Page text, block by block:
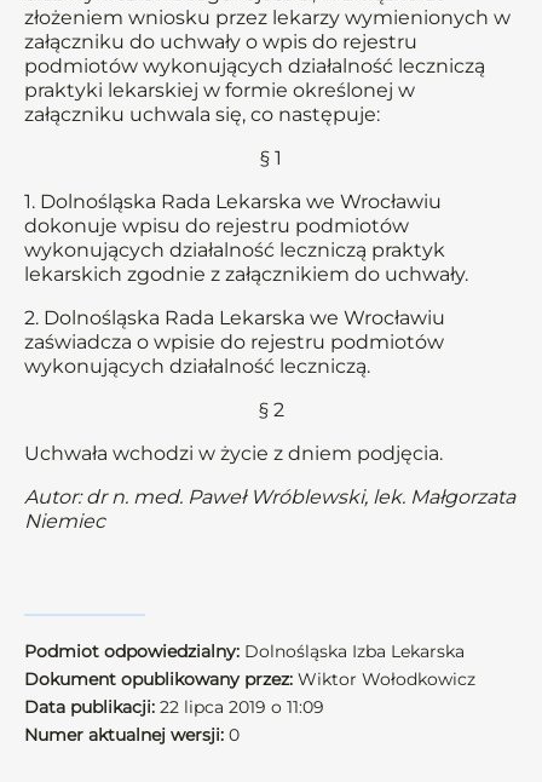
złożeniem wniosku przez lekarzy wymienionych w
załączniku do uchwały o wpis do rejestru
podmiotów wykonujących działalność leczniczą
praktyki lekarskiej w formie określonej w
załączniku uchwala się, co następuje:
§ 1
1. Dolnośląska Rada Lekarska we Wrocławiu
dokonuje wpisu do rejestru podmiotów
wykonujących działalność leczniczą praktyk
lekarskich zgodnie z załącznikiem do uchwały.
2. Dolnośląska Rada Lekarska we Wrocławiu
zaświadcza o wpisie do rejestru podmiotów
wykonujących działalność leczniczą.
§ 2
Uchwała wchodzi w życie z dniem podjęcia.
Autor: dr n. med. Paweł Wróblewski, lek. Małgorzata
Niemiec
Podmiot odpowiedzialny: Dolnośląska Izba Lekarska
Dokument opublikowany przez: Wiktor Wołodkowicz
Data publikacji: 22 lipca 2019 o 11:09
Numer aktualnej wersji: 0